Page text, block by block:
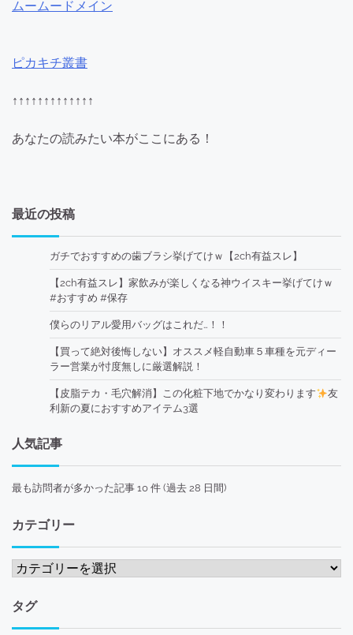
ムームードメイン
ピカキチ叢書
↑↑↑↑↑↑↑↑↑↑↑↑↑
あなたの読みたい本がここにある！
最近の投稿
ガチでおすすめの歯ブラシ挙げてけｗ【2ch有益スレ】
【2ch有益スレ】家飲みが楽しくなる神ウイスキー挙げてけｗ
#おすすめ #保存
僕らのリアル愛用バッグはこれだ…！！
【買って絶対後悔しない】オススメ軽自動車５車種を元ディー
ラー営業が忖度無しに厳選解説！
【皮脂テカ・毛穴解消】この化粧下地でかなり変わります
友
利新の夏におすすめアイテム3選
人気記事
最も訪問者が多かった記事 10 件 (過去 28 日間)
カテゴリー
カ
ゴ
リ
タグ